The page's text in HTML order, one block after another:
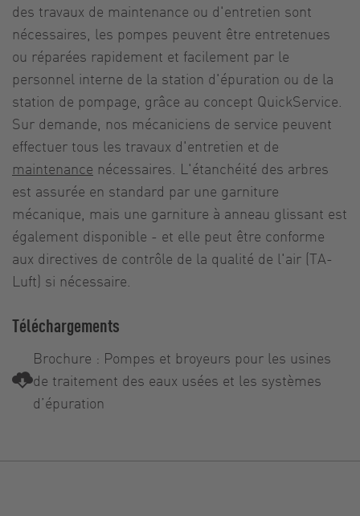
des travaux de maintenance ou d'entretien sont
nécessaires, les pompes peuvent être entretenues
ou réparées rapidement et facilement par le
personnel interne de la station d'épuration ou de la
station de pompage, grâce au concept QuickService.
Sur demande, nos mécaniciens de service peuvent
effectuer tous les travaux d'entretien et de
maintenance nécessaires. L'étanchéité des arbres
est assurée en standard par une garniture
mécanique, mais une garniture à anneau glissant est
également disponible - et elle peut être conforme
aux directives de contrôle de la qualité de l'air (TA-
Luft) si nécessaire.
Téléchargements
Brochure : Pompes et broyeurs pour les usines
de traitement des eaux usées et les systèmes
d’épuration